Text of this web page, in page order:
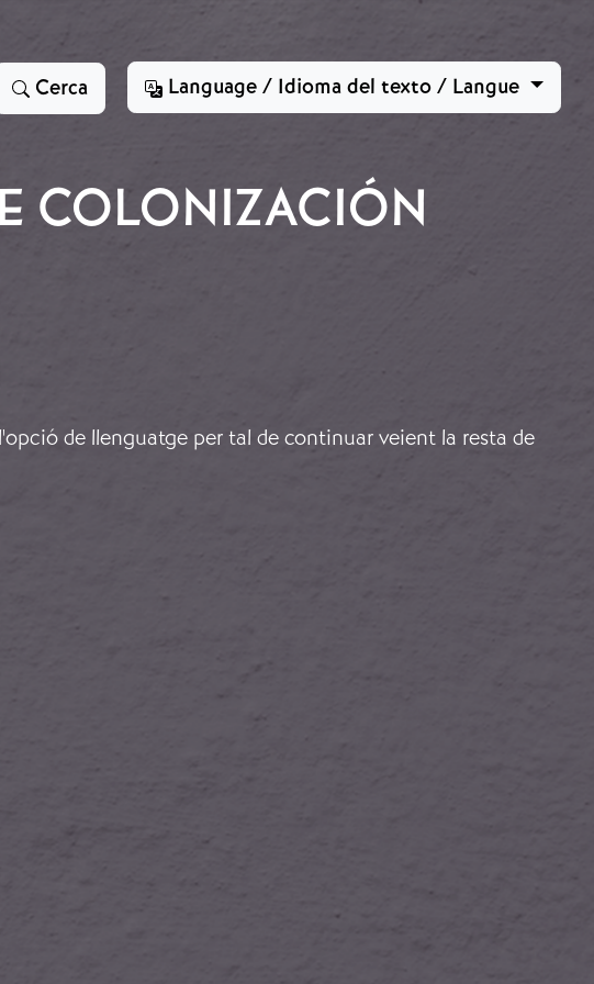
Cerca Language / Idioma del texto / Langue
COLONIZACIÓN
de llenguatge per tal de continuar veient la resta de